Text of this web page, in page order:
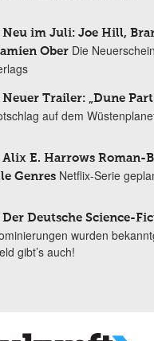
Neu im Juli: Joe Hill,
Ober Die
Neuer Trailer: „Dune Part
auf dem
Alix E. Harrows Roman-
Genres Netflix-Serie
Der Deutsche Science-
wurden
gibt’s auch!